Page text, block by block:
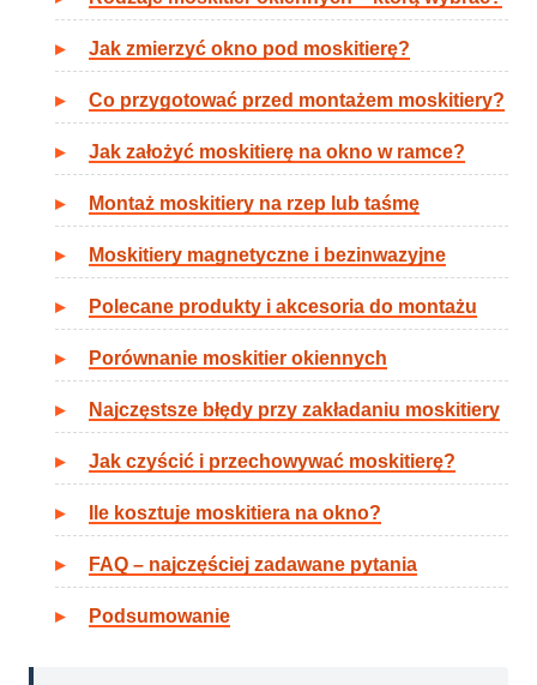
Jak zmierzyć okno pod moskitierę?
Co przygotować przed montażem moskitiery?
Jak założyć moskitierę na okno w ramce?
Montaż moskitiery na rzep lub taśmę
Moskitiery magnetyczne i bezinwazyjne
Polecane produkty i akcesoria do montażu
Porównanie moskitier okiennych
Najczęstsze błędy przy zakładaniu moskitiery
Jak czyścić i przechowywać moskitierę?
Ile kosztuje moskitiera na okno?
FAQ – najczęściej zadawane pytania
Podsumowanie